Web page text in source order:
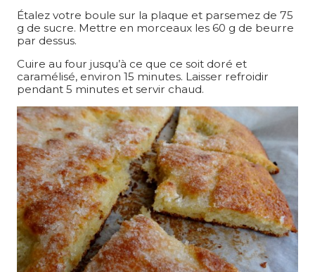
Étalez votre boule sur la plaque et parsemez de 75
g de sucre. Mettre en morceaux les 60 g de beurre
par dessus.
Cuire au four jusqu’à ce que ce soit doré et
caramélisé, environ 15 minutes. Laisser refroidir
pendant 5 minutes et servir chaud.